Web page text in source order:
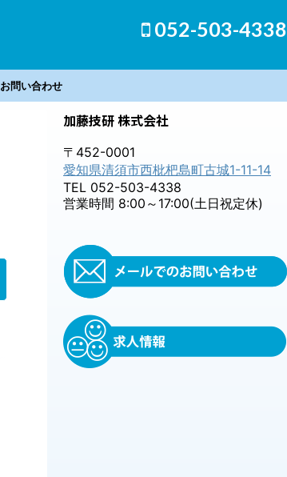
052-503-4338
お問い合わせ
加藤技研 株式会社
〒452-0001
愛知県清須市西枇杷島町古城1-11-14
TEL 052-503-4338
営業時間 8:00～17:00(土日祝定休)